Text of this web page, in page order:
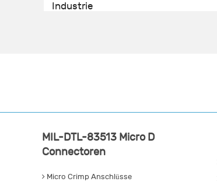
Industrie
MIL-DTL-83513 Micro D
Connectoren
Micro Crimp Anschlüsse